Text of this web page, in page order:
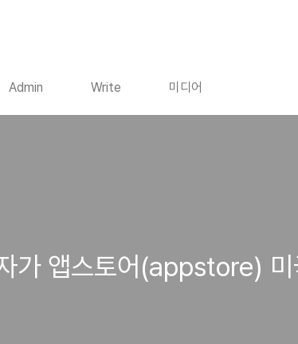
Admin Write 미디어
가 앱스토어(appstore)